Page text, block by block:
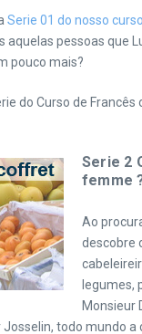
Serie 01 do nosso
aquelas pessoas que
pouco mais?
do Curso de Francês
Serie 2
femme
Ao
descobre
legumes,
Monsieur
todo mundo a